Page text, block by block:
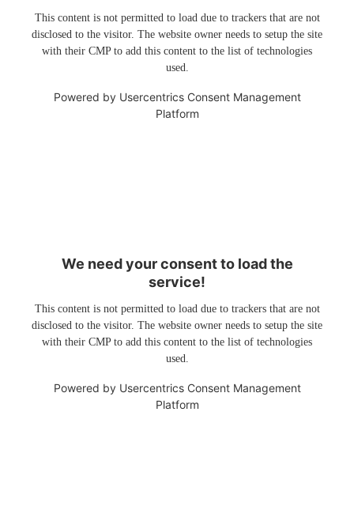
This content is not permitted to load due to trackers that are not
disclosed to the visitor. The website owner needs to setup the site
with their CMP to add this content to the list of technologies
used.
Powered by Usercentrics Consent Management
Platform
We need your consent to load the
service!
This content is not permitted to load due to trackers that are not
disclosed to the visitor. The website owner needs to setup the site
with their CMP to add this content to the list of technologies
used.
Powered by Usercentrics Consent Management
Platform